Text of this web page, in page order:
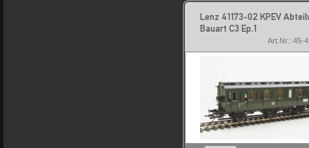
Lenz 41173-02 KPEV
Bauart C3 Ep.1
Art.Nr.: 45-